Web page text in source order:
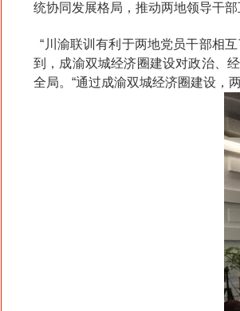
统协同发展格局，推动两地领导干
“川渝联训有利于两地党员干部相
到，成渝双城经济圈建设对政治、
全局。“通过成渝双城经济圈建设，